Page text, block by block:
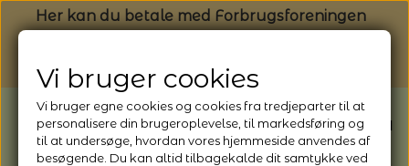
Her kan du betale med Forbrugsforeningen
BEMÆRK: Butikken har ferielukket* fra
1/8 - 9/8 - 2026
Vi bruger cookies
Vi bruger egne cookies og cookies fra tredjeparter til at
personalisere din brugeroplevelse, til markedsføring og
til at undersøge, hvordan vores hjemmeside anvendes af
besøgende. Du kan altid tilbagekalde dit samtykke ved